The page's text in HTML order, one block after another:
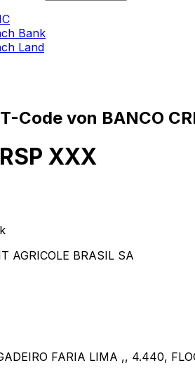
Bank
Land
Code von BANCO
XXX
AGRICOLE BRASIL SA
FARIA LIMA ,, 4.440,